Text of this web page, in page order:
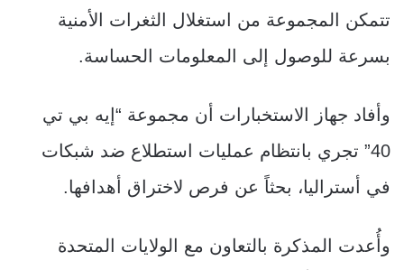
تتمكن المجموعة من استغلال الثغرات الأمنية
بسرعة للوصول إلى المعلومات الحساسة.
وأفاد جهاز الاستخبارات أن مجموعة “إيه بي تي
40” تجري بانتظام عمليات استطلاع ضد شبكات
في أستراليا، بحثاً عن فرص لاختراق أهدافها.
وأُعدت المذكرة بالتعاون مع الولايات المتحدة